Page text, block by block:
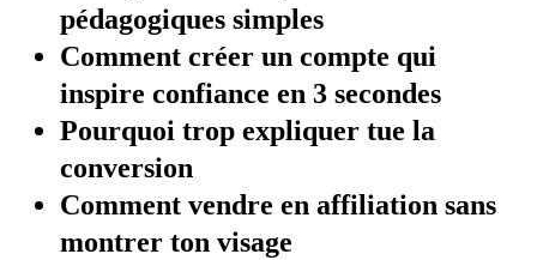
pédagogiques simples
Comment créer un compte qui
inspire confiance en 3 secondes
Pourquoi trop expliquer tue la
conversion
Comment vendre en affiliation sans
montrer ton visage